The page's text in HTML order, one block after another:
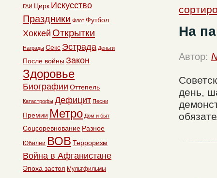
На
Автор:
день,
ГАИ Цирк Искусство
Праздники Флот Футбол
Хоккей Открытки
Награды Секс Эстрада Деньги
После войны Закон
Здоровье
Биографии Оттепель
Катастрофы Дефицит Песни
Премии Метро Дом и быт
Соцсоревнование Разное
Юбилеи ВОВ Терроризм
Война в Афганистане
Эпоха застоя Мультфильмы